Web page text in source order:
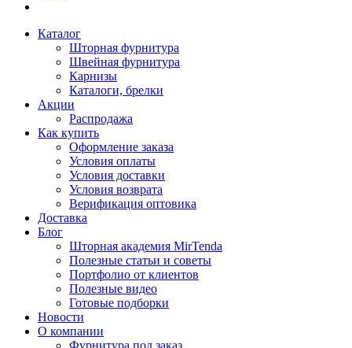
Каталог
Шторная фурнитура
Швейная фурнитура
Карнизы
Каталоги, брелки
Акции
Распродажа
Как купить
Оформление заказа
Условия оплаты
Условия доставки
Условия возврата
Верификация оптовика
Доставка
Блог
Шторная академия MirTenda
Полезные статьи и советы
Портфолио от клиентов
Полезные видео
Готовые подборки
Новости
О компании
Фурнитура под заказ